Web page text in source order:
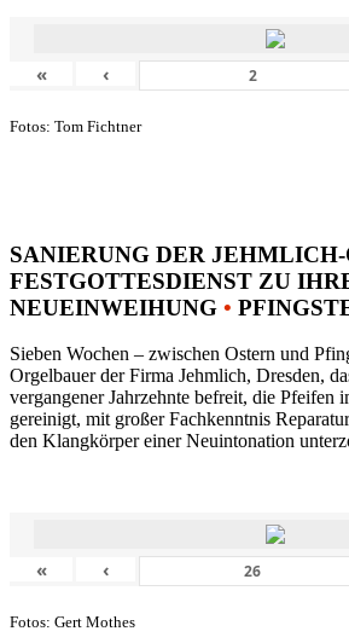
« ‹
Fotos: Tom Fichtner
SANIERUNG DER
FESTGOTTESDIENST ZU
NEUEINWEIHUNG •
Sieben Wochen – zwischen Ostern und
Orgelbauer der Firma Jehmlich, Dresden,
vergangener Jahrzehnte befreit, die Pfeifen
gereinigt, mit großer Fachkenntnis
den Klangkörper einer Neuintonation
« ‹
Fotos: Gert Mothes